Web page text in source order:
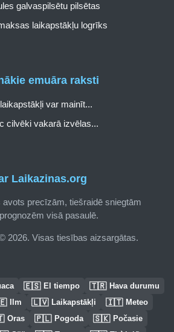
Laikazinas.org
precīzām, tiešraidē sniegtām
visā pasaulē.
2026. Visas tiesības aizsargātas.
galvaspilsētu pilsētas
laikapstākļu logrīks
emuāra raksti
var mainīt...
cilvēki vakarā izvēlas...
🇪🇸 El tiempo 🇹🇷 Hava durumu
Ilm 🇱🇻 Laikapstākļi 🇮🇹 Meteo
Oras 🇵🇱 Pogoda 🇸🇰 Počasie